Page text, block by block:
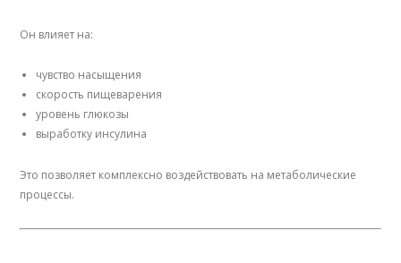
Он влияет на:
чувство насыщения
скорость пищеварения
уровень глюкозы
выработку инсулина
Это позволяет комплексно воздействовать на метаболические
процессы.